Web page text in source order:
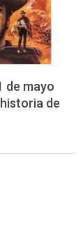
de mayo
de